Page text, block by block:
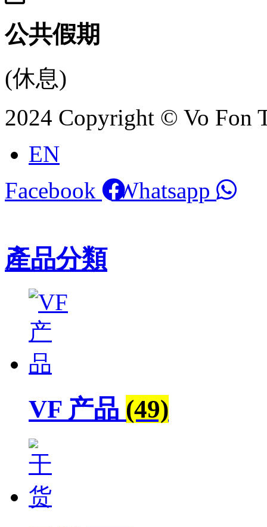
公共假期
(休息)
2024 Copyright © Vo Fon
EN
Facebook
Whatsapp
產品分類
VF 产品 (49)